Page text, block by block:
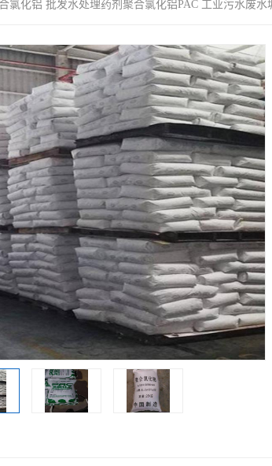
氯化铝 批发水处理药剂聚合氯化铝PAC 工业污水废